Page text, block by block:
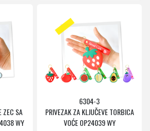
ZEC SA
WY
6304-3
PRIVEZAK ZA KLJUČEVE TORBICA
VOĆE OP24039 WY